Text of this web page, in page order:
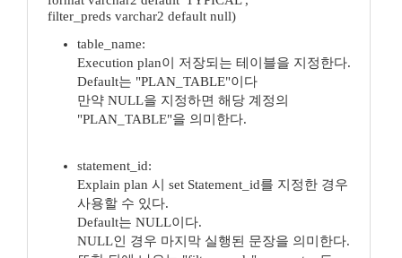
filter_preds varchar2 default null)
table_name:
Execution plan이 저장되는 테이블을 지정한다.
Default는 "PLAN_TABLE"이다
만약 NULL을 지정하면 해당 계정의
"PLAN_TABLE"을 의미한다.
statement_id:
Explain plan 시 set Statement_id를 지정한 경우
사용할 수 있다.
Default는 NULL이다.
NULL인 경우 마지막 실행된 문장을 의미한다.